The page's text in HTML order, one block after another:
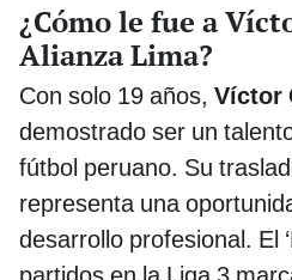
¿Cómo le fue a
Alianza Lima?
Con solo 19 años, Víctor
demostrado ser un
fútbol peruano. Su
representa una
desarrollo profesional. El